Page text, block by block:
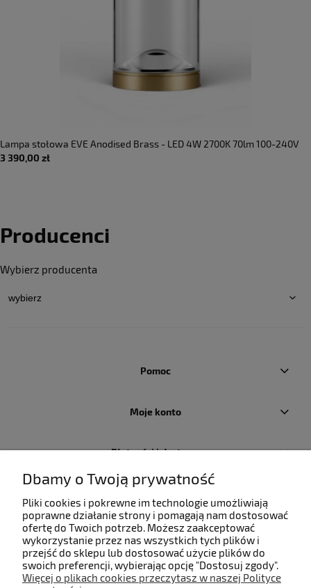
Lampa stołowa EVE Anodised Brass - LED 4W 2700K 70lm 100-240V
AC IP20 - LUMINA
3 390,00 zł
Producenci
Wybierz producenta
Pomoc
Moje konto
Płatności i dostawa
O nas
Dbamy o Twoją prywatność
Pliki cookies i pokrewne im technologie umożliwiają
poprawne działanie strony i pomagają nam dostosować
ofertę do Twoich potrzeb. Możesz zaakceptować
wykorzystanie przez nas wszystkich tych plików i
przejść do sklepu lub dostosować użycie plików do
swoich preferencji, wybierając opcję "Dostosuj zgody".
Więcej o plikach cookies przeczytasz w naszej Polityce